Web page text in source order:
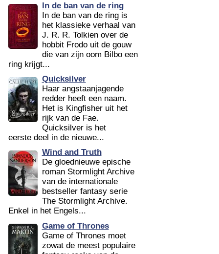
In de ban van de ring
In de ban van de ring is
het klassieke verhaal van
J. R. R. Tolkien over de
hobbit Frodo uit de gouw
die van zijn oom Bilbo een
ring krijgt...
Quicksilver
Haar angstaanjagende
redder heeft een naam.
Het is Kingfisher uit het
rijk van de Fae.
Quicksilver is het
eerste deel in de nieuwe...
Wind and Truth
De gloednieuwe epische
roman Stormlight Archive
van de internationale
bestseller fantasy serie
The Stormlight Archive.
Enkel in het Engels...
Game of Thrones
Game of Thrones moet
zowat de meest populaire